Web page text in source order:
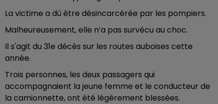
La victime a dû être désincarcérée par les pompiers.
Malheureusement, elle n’a pas survécu au choc.
Il s'agit du 31e décès sur les routes auboises cette
année.
Trois personnes, les deux passagers qui
accompagnaient la jeune femme et le conducteur de
la camionnette, ont été légèrement blessées.